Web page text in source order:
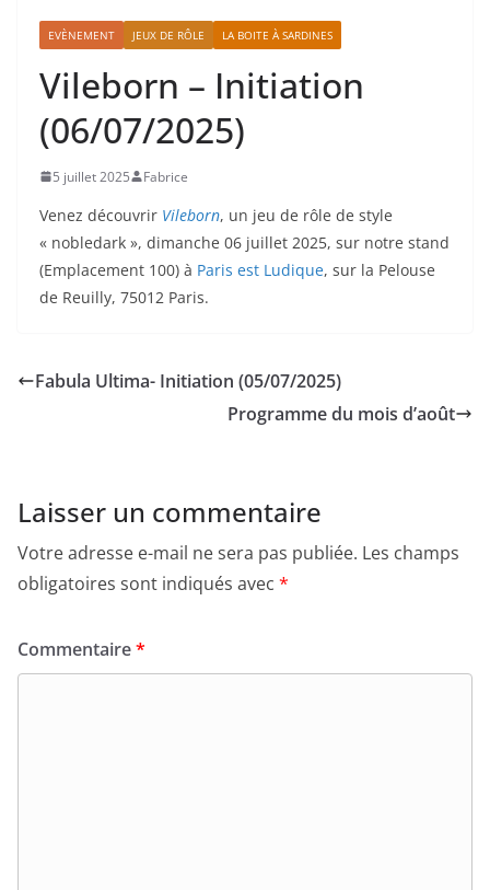
EVÈNEMENT JEUX DE RÔLE LA BOITE À SARDINES
Vileborn – Initiation
(06/07/2025)
5 juillet 2025 Fabrice
Venez découvrir Vileborn, un jeu de rôle de style
« nobledark », dimanche 06 juillet 2025, sur notre stand
(Emplacement 100) à Paris est Ludique, sur la Pelouse
de Reuilly, 75012 Paris.
Fabula Ultima- Initiation (05/07/2025)
Programme du mois d’août
Laisser un commentaire
Votre adresse e-mail ne sera pas publiée. Les champs
obligatoires sont indiqués avec *
Commentaire*